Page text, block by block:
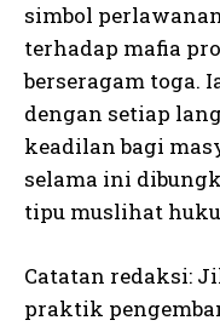
simbol
terhadap mafia
berseragam toga.
dengan setiap
keadilan bagi
selama ini
tipu muslihat
Catatan redaksi:
praktik